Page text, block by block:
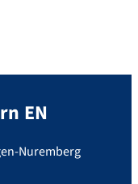
EN
Nuremberg